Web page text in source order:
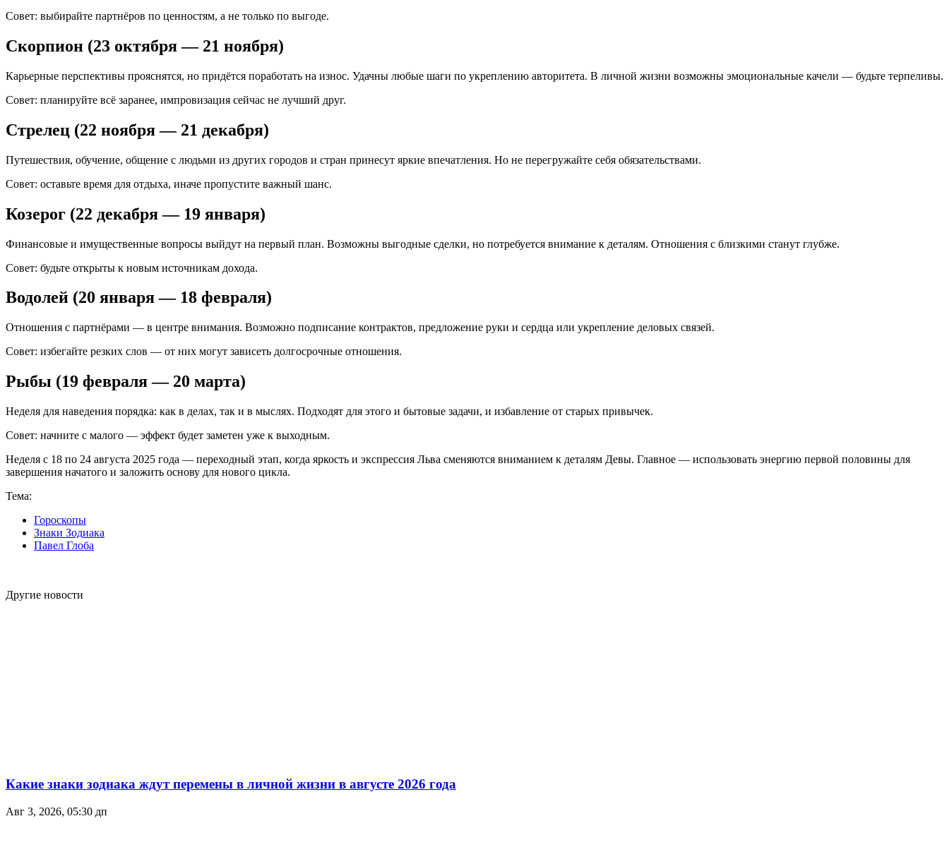
Совет: выбирайте партнёров по ценностям, а не только по выгоде.
Скорпион (23 октября — 21 ноября)
Карьерные перспективы прояснятся, но придётся поработать на износ. Удачны любые шаги по укреплению авторитета. В личной жизни возможны эмоциональные качели — будьте терпеливы.
Совет: планируйте всё заранее, импровизация сейчас не лучший друг.
Стрелец (22 ноября — 21 декабря)
Путешествия, обучение, общение с людьми из других городов и стран принесут яркие впечатления. Но не перегружайте себя обязательствами.
Совет: оставьте время для отдыха, иначе пропустите важный шанс.
Козерог (22 декабря — 19 января)
Финансовые и имущественные вопросы выйдут на первый план. Возможны выгодные сделки, но потребуется внимание к деталям. Отношения с близкими станут глубже.
Совет: будьте открыты к новым источникам дохода.
Водолей (20 января — 18 февраля)
Отношения с партнёрами — в центре внимания. Возможно подписание контрактов, предложение руки и сердца или укрепление деловых связей.
Совет: избегайте резких слов — от них могут зависеть долгосрочные отношения.
Рыбы (19 февраля — 20 марта)
Неделя для наведения порядка: как в делах, так и в мыслях. Подходят для этого и бытовые задачи, и избавление от старых привычек.
Совет: начните с малого — эффект будет заметен уже к выходным.
Неделя с 18 по 24 августа 2025 года — переходный этап, когда яркость и экспрессия Льва сменяются вниманием к деталям Девы. Главное — использовать энергию первой половины для
завершения начатого и заложить основу для нового цикла.
Тема:
Гороскопы
Знаки Зодиака
Павел Глоба
Другие новости
Какие знаки зодиака ждут перемены в личной жизни в августе 2026 года
Авг 3, 2026, 05:30 дп